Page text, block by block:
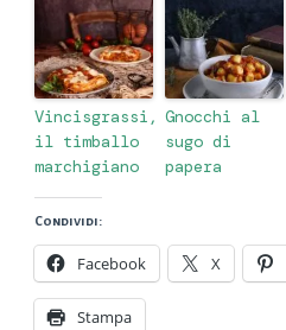
Vincisgrassi,
il timballo
marchigiano
Gnocchi al
sugo di
papera
Condividi:
Facebook X
Stampa